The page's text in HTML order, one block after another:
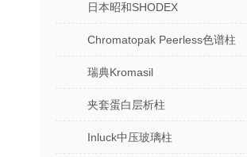
日本昭和SHODEX
Chromatopak Peerless色谱柱
瑞典Kromasil
夹套蛋白层析柱
Inluck中压玻璃柱